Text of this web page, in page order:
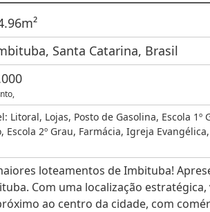
.96m²
Santa Catarina, Brasil
Litoral, Lojas, Posto de Gasolina, Escola 1º
, Escola 2º Grau, Farmácia, Igreja Evangélica,
loteamentos de Imbituba!
Com uma localização estratégica,
ao centro da cidade, com